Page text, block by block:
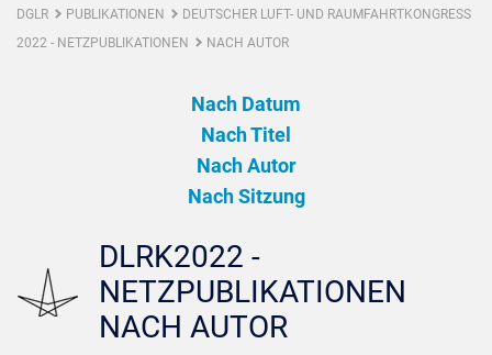
DGLR PUBLIKATIONEN
DEUTSCHER LUFT- UND RAUMFAHRTKONGRESS
2022 - NETZPUBLIKATIONEN
NACH AUTOR
Nach Datum
Nach Titel
Nach Autor
Nach Sitzung
DLRK2022 -
NETZPUBLIKATIONEN
NACH AUTOR